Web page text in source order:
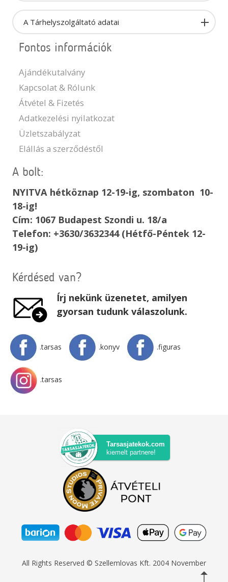
A Tárhelyszolgáltató adatai
Fontos információk
Ajándékutalvány
Kapcsolat & Rólunk
Átvétel & Fizetés
Adatkezelési nyilatkozat
Üzletszabályzat
Elállás a szerződéstől
A bolt:
NYITVA hétköznap 12-19-ig, szombaton 10-
18-ig!
Cím: 1067 Budapest Szondi u. 18/a
Telefon: +3630/3632344 (Hétfő-Péntek 12-
19-ig)
Kérdésed van?
Írj nekünk üzenetet, amilyen
gyorsan tudunk válaszolunk.
.tarsas .konyv .figuras
.tarsas
Tarsasjatekok.com
kiemelt partnere!
All Rights Reserved © Szellemlovas Kft. 2004 November